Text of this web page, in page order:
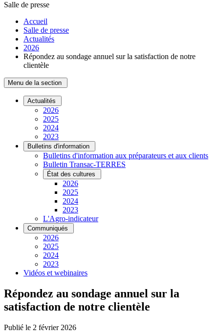
Salle de presse
Accueil
Salle de presse
Actualités
2026
Répondez au sondage annuel sur la satisfaction de notre
clientèle
Menu de la section
Actualités
2026
2025
2024
2023
Bulletins d'information
Bulletins d'information aux préparateurs et aux clients
Bulletin Transac-TERRES
État des cultures
2026
2025
2024
2023
L'Agro-indicateur
Communiqués
2026
2025
2024
2023
Vidéos et webinaires
Répondez au sondage annuel sur la
satisfaction de notre clientèle
Publié le 2 février 2026